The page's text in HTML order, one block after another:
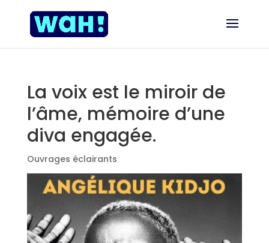
La voix est le miroir de
l’âme, mémoire d’une
diva engagée.
Ouvrages éclairants